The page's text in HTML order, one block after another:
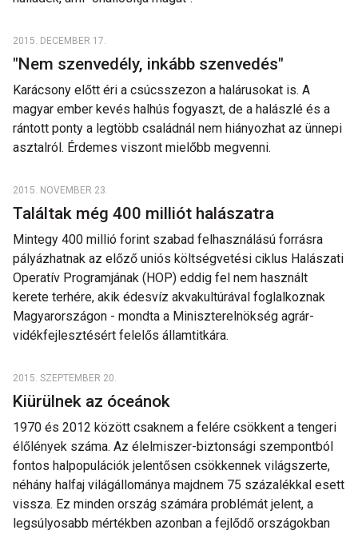
2015. DECEMBER 17.
"Nem szenvedély, inkább szenvedés"
Karácsony előtt éri a csúcsszezon a halárusokat is. A
magyar ember kevés halhús fogyaszt, de a halászlé és a
rántott ponty a legtöbb családnál nem hiányozhat az ünnepi
asztalról. Érdemes viszont mielőbb megvenni.
2015. NOVEMBER 23.
Találtak még 400 milliót halászatra
Mintegy 400 millió forint szabad felhasználású forrásra
pályázhatnak az előző uniós költségvetési ciklus Halászati
Operatív Programjának (HOP) eddig fel nem használt
kerete terhére, akik édesvíz akvakultúrával foglalkoznak
Magyarországon - mondta a Miniszterelnökség agrár-
vidékfejlesztésért felelős államtitkára.
2015. SZEPTEMBER 20.
Kiürülnek az óceánok
1970 és 2012 között csaknem a felére csökkent a tengeri
élőlények száma. Az élelmiszer-biztonsági szempontból
fontos halpopulációk jelentősen csökkennek világszerte,
néhány halfaj világállománya majdnem 75 százalékkal esett
vissza. Ez minden ország számára problémát jelent, a
legsúlyosabb mértékben azonban a fejlődő országokban